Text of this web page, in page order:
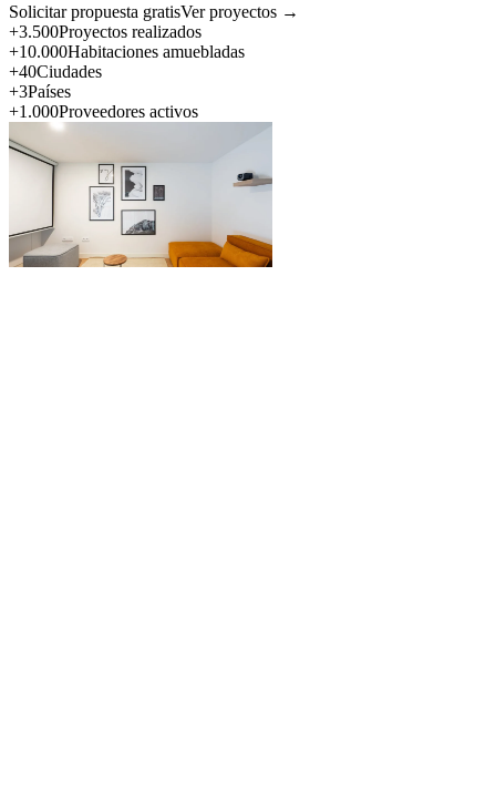
Solicitar propuesta gratisVer proyectos →
+3.500Proyectos realizados
+10.000Habitaciones amuebladas
+40Ciudades
+3Países
+1.000Proveedores activos